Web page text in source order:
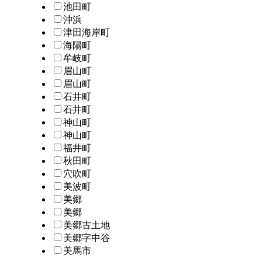
池田町
沖浜
津田海岸町
海陽町
牟岐町
眉山町
眉山町
石井町
石井町
神山町
神山町
福井町
秋田町
穴吹町
美波町
美郷
美郷
美郷古土地
美郷字中谷
美馬市